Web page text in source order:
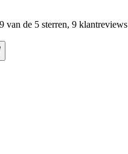
van de 5 sterren, 9 klantreviews